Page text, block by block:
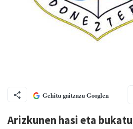
Gehitu gaitzazu Googlen
Arizkunen hasi eta